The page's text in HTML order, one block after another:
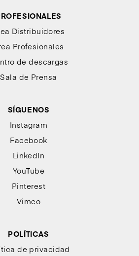
Distribuidores
Profesionales
de descargas
Sala de Prensa
SÍGUENOS
Instagram
Facebook
LinkedIn
YouTube
Pinterest
Vimeo
POLÍTICAS
de privacidad